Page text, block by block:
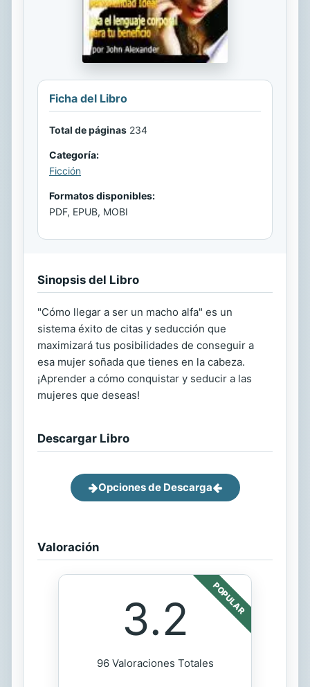
Ficha del Libro
Total de páginas 234
Categoría:
Ficción
Formatos disponibles:
PDF, EPUB, MOBI
Sinopsis del Libro
"Cómo llegar a ser un macho alfa" es un
sistema éxito de citas y seducción que
maximizará tus posibilidades de conseguir a
esa mujer soñada que tienes en la cabeza.
¡Aprender a cómo conquistar y seducir a las
mujeres que deseas!
Descargar Libro
Opciones de Descarga
Valoración
POPULAR
3.2
96 Valoraciones Totales